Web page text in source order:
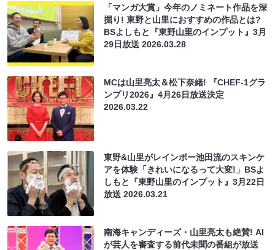
「マンガ大賞」今年のノミネート作品を深
掘り! 東野と山里におすすめの作品とは?
BSよしもと『東野山里のインプット』3月
29日放送2026.03.28
MCは山里亮太＆松下奈緒! 『CHEF-1グラ
ンプリ2026』4月26日放送決定
2026.03.22
東野&山里がレインボー池田流のスキンケ
アを体験「きれいになるって大変!」BSよ
しもと『東野山里のインプット』3月22日
放送2026.03.21
南海キャンディーズ・山里亮太も絶賛! AI
が芸人を審査する前代未聞の番組が放送